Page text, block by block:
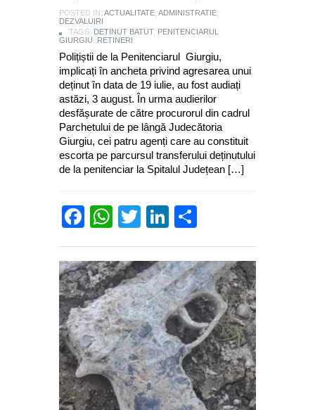
POSTED IN: ACTUALITATE ADMINISTRATIE
DEZVALUIRI
TAGS: DETINUT BATUT, PENITENCIARUL
GIURGIU
RETINERI
Polițiștii de la Penitenciarul Giurgiu,
implicați în ancheta privind agresarea unui
deținut în data de 19 iulie, au fost audiați
astăzi, 3 august. În urma audierilor
desfășurate de către procurorul din cadrul
Parchetului de pe lângă Judecătoria
Giurgiu, cei patru agenți care au constituit
escorta pe parcursul transferului deținutului
de la penitenciar la Spitalul Județean […]
Facebook
WhatsApp
TwitterLinkedIn